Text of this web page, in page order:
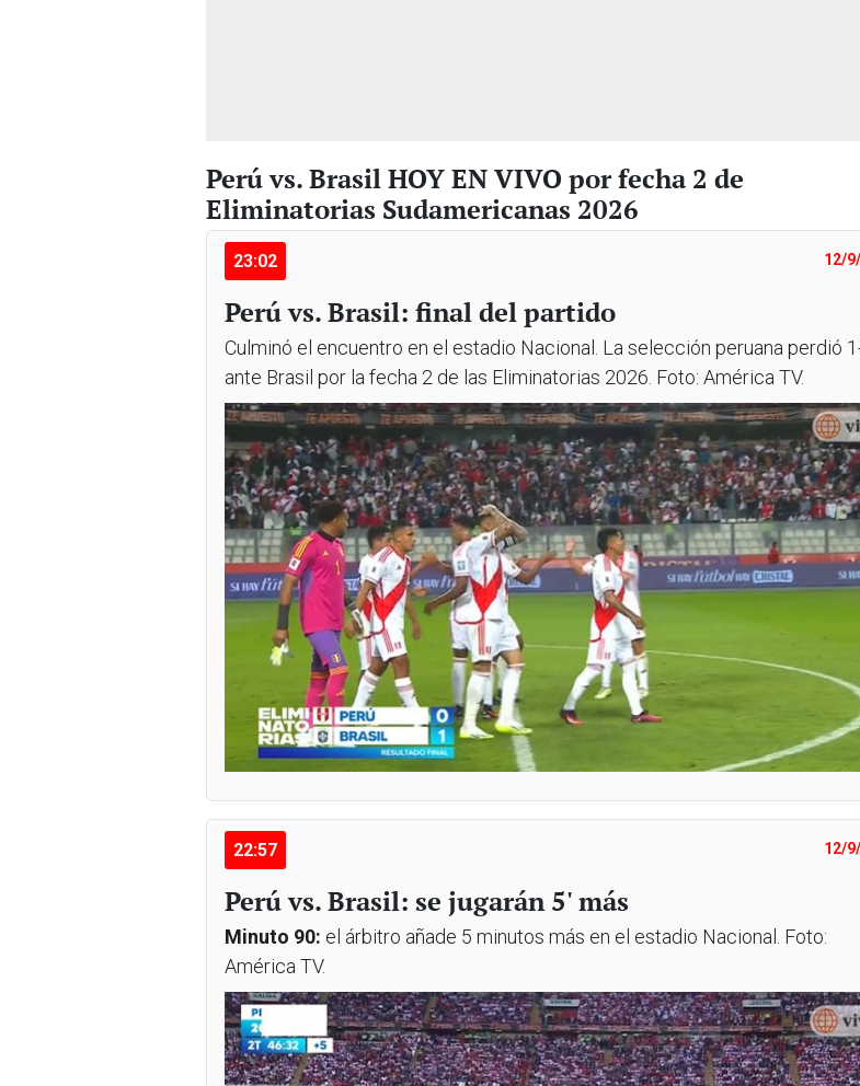
Perú vs. Brasil HOY EN VIVO por fecha 2 de
Eliminatorias Sudamericanas 2026
23:02 12/
Perú vs. Brasil: final del partido
Culminó el encuentro en el estadio Nacional. La selección peruana perdió
ante Brasil por la fecha 2 de las Eliminatorias 2026. Foto: América TV.
22:57 12/
Perú vs. Brasil: se jugarán 5' más
Minuto 90: el árbitro añade 5 minutos más en el estadio Nacional. Foto:
América TV.